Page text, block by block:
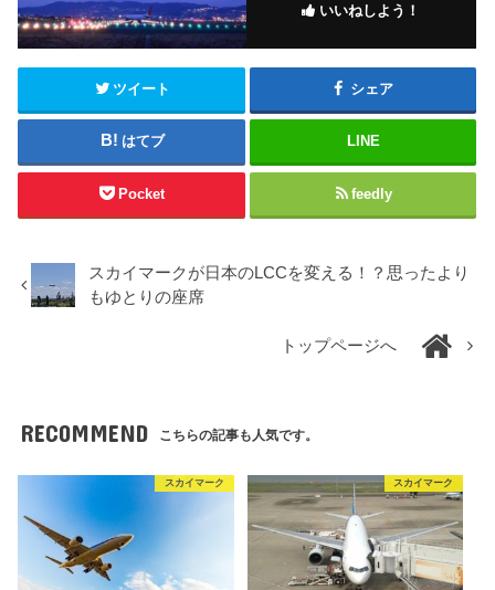
いいねしよう！
ツイート シェア
はてブ LINE
Pocket feedly
スカイマークが日本のLCCを変える！？思ったより
もゆとりの座席
トップページへ
RECOMMEND こちらの記事も人気です。
スカイマーク スカイマーク